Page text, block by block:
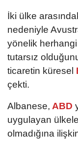
İki ülke
nedeniyle
yönelik
tutarsız
ticaretin küresel
çekti.
Albanese, ABD
uygulayan
olmadığına